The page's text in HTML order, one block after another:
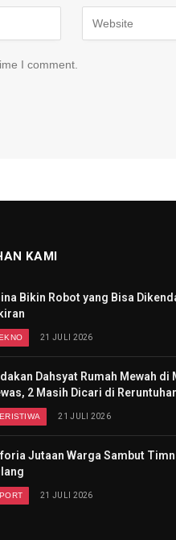
I comment.
KAMI
Bikin Robot yang Bisa
21 JULI 2026
Dahsyat Rumah Mewah di
2 Masih Dicari di
21 JULI 2026
Jutaan Warga Sambut
21 JULI 2026